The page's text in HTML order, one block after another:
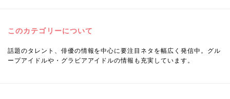
このカテゴリーについて
話題のタレント、俳優の情報を中心に要注目ネタを幅広く発信中。グル
ープアイドルや・グラビアアイドルの情報も充実しています。